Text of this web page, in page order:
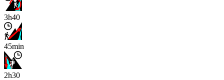
3h40
45min
2h30